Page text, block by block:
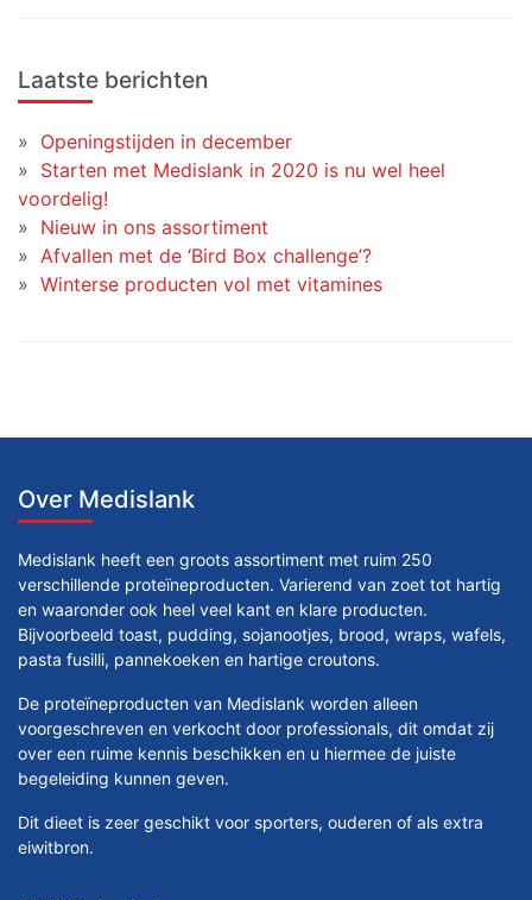
Laatste berichten
Openingstijden in december
Starten met Medislank in 2020 is nu wel heel
voordelig!
Nieuw in ons assortiment
Afvallen met de ‘Bird Box challenge’?
Winterse producten vol met vitamines
Over Medislank
Medislank heeft een groots assortiment met ruim 250
verschillende proteïneproducten. Varierend van zoet tot hartig
en waaronder ook heel veel kant en klare producten.
Bijvoorbeeld toast, pudding, sojanootjes, brood, wraps, wafels,
pasta fusilli, pannekoeken en hartige croutons.
De proteïneproducten van Medislank worden alleen
voorgeschreven en verkocht door professionals, dit omdat zij
over een ruime kennis beschikken en u hiermee de juiste
begeleiding kunnen geven.
Dit dieet is zeer geschikt voor sporters, ouderen of als extra
eiwitbron.